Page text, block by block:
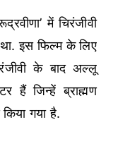
में चिरंजीवी
था. इस फिल्म के लिए
के बाद अल्लू
हैं जिन्हें ब्राह्मण
गया है.